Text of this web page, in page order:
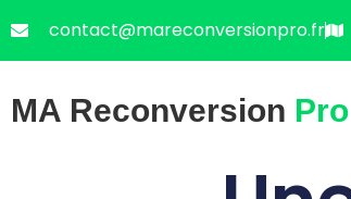
contact@mareconversionpro.fr
MA Reconversion Pro